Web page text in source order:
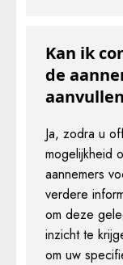
Kan ik
de
Ja, zodra u
mogelijkheid
aannemers
verdere
om deze
inzicht te
om uw